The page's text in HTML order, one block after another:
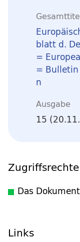
blatt d.
=
=
n
Ausgabe
15
Zugriffsrechte
Das
Links